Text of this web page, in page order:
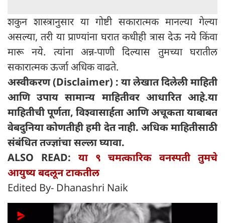
शकुन शास्त्रानुसार या गोष्टी सकारात्मक मानल्या गेल्या
असल्या, तरी या प्राण्यांना घरात कधीही त्रास देऊ नये किंवा
मारू नये. त्यांना अन्न-पाणी दिल्यास तुमच्या घरातील
सकारात्मक ऊर्जा अधिक वाढते.
अस्वीकरण (Disclaimer) : या लेखात दिलेली माहिती
आणि उपाय सामान्य माहितीवर आधारित आहे.या
माहितीची पूर्णता, विश्वासार्हता आणि अचूकता याबाबत
वेबदुनिया कोणतीही हमी देत ​​नाही. अधिक माहितीसाठी
संबंधित तज्ज्ञांचा सल्ला घ्यावा.
ALSO READ: या ९ चमत्कारिक वनस्पती तुमचे
आयुष्य बदलून टाकतील
Edited By- Dhanashri Naik